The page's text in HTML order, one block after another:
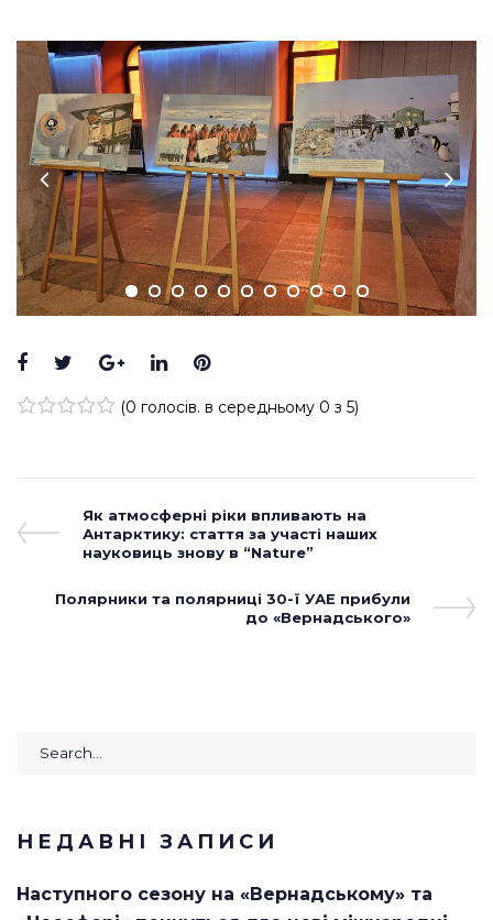
Facebook
TwitterGoogle+
LinkedInPinterest
(0 голосів. в середньому 0 з 5)
Навігація
записів
Previous
Post
Як атмосферні ріки впливають на
Антарктику: стаття за участі наших
науковиць знову в “Nature”
Next
Полярники та полярниці 30-ї УАЕ прибули
до «Вернадського»
Search
НЕДАВНІ ЗАПИСИ
Наступного сезону на «Вернадському» та